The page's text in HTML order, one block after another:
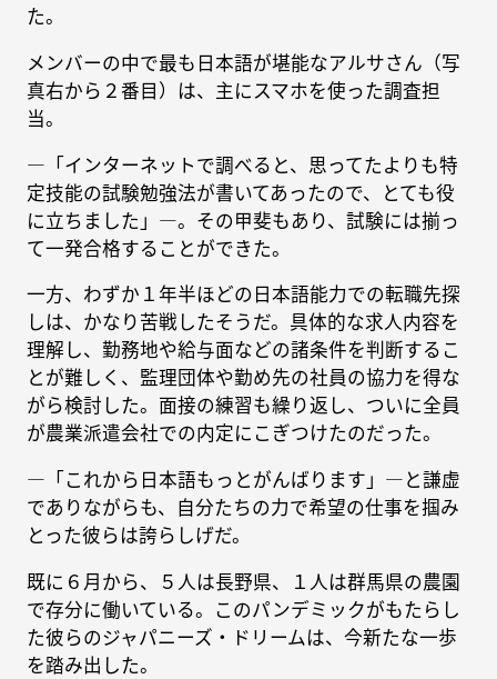
た。
メンバーの中で最も日本語が堪能なアルサさん（写
真右から２番目）は、主にスマホを使った調査担
当。
―「インターネットで調べると、思ってたよりも特
定技能の試験勉強法が書いてあったので、とても役
に立ちました」―。その甲斐もあり、試験には揃っ
て一発合格することができた。
一方、わずか１年半ほどの日本語能力での転職先探
しは、かなり苦戦したそうだ。具体的な求人内容を
理解し、勤務地や給与面などの諸条件を判断するこ
とが難しく、監理団体や勤め先の社員の協力を得な
がら検討した。面接の練習も繰り返し、ついに全員
が農業派遣会社での内定にこぎつけたのだった。
―「これから日本語もっとがんばります」―と謙虚
でありながらも、自分たちの力で希望の仕事を掴み
とった彼らは誇らしげだ。
既に６月から、５人は長野県、１人は群馬県の農園
で存分に働いている。このパンデミックがもたらし
た彼らのジャパニーズ・ドリームは、今新たな一歩
を踏み出した。